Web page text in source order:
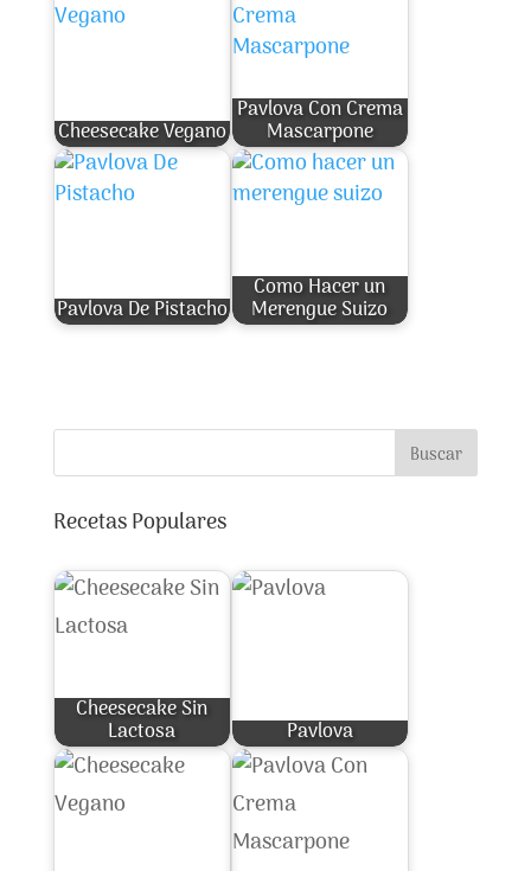
Cheesecake Vegano
Pavlova Con Crema
Mascarpone
Pavlova De Pistacho
Como Hacer un
Merengue Suizo
Buscar
Recetas Populares
Cheesecake Sin
Lactosa Pavlova